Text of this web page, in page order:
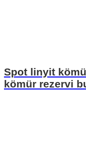
Spot linyit
kömür rezervi